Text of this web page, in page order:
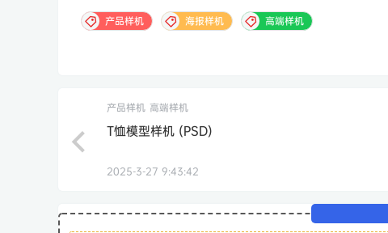
产品样机 海报样机 高端样机
产品样机 高端样机
T恤模型样机 (PSD)
2025-3-27 9:43:42